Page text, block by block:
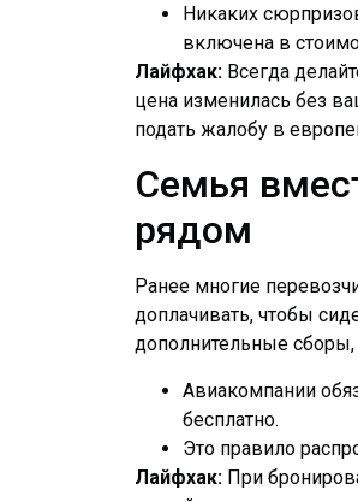
Никаких
включена в
Лайфхак: Всегда
цена изменилась без
подать жалобу в
Семья
рядом
Ранее многие
доплачивать, чтобы
дополнительные сборы,
Авиакомпании
бесплатно.
Это правило
Лайфхак: При